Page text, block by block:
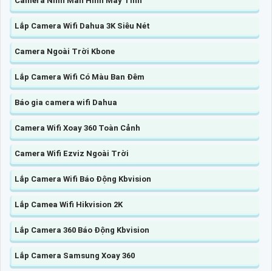
Lắp Camera Wifi Dahua 3K Siêu Nét
Camera Ngoài Trời Kbone
Lắp Camera Wifi Có Màu Ban Đêm
Báo gia camera wifi Dahua
Camera Wifi Xoay 360 Toàn Cảnh
Camera Wifi Ezviz Ngoài Trời
Lắp Camera Wifi Báo Động Kbvision
Lắp Camea Wifi Hikvision 2K
Lắp Camera 360 Báo Động Kbvision
Lắp Camera Samsung Xoay 360